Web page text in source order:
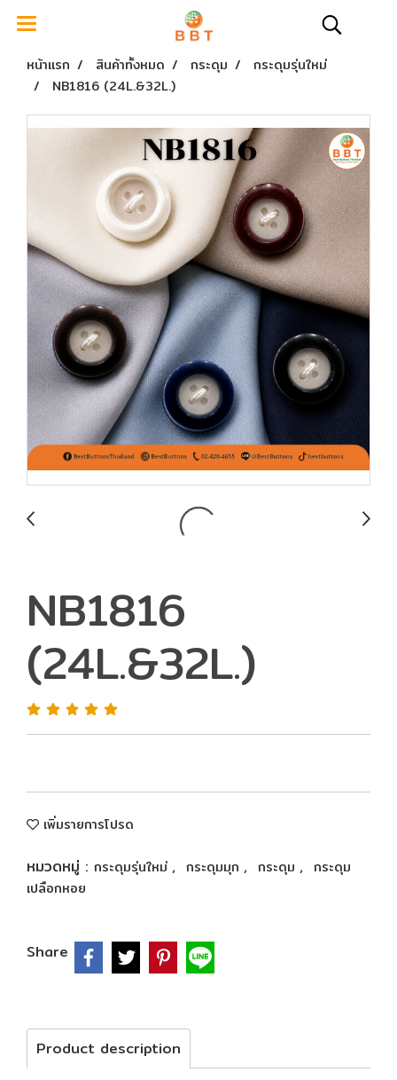
หน้าแรก สินค้าทั้งหมด กระดุม
กระดุมรุ่นใหม่
NB1816 (24L.&32L.)
NB1816
(24L.&32L.)
เพิ่มรายการโปรด
หมวดหมู่ : กระดุมรุ่นใหม่ , กระดุมมุก , กระดุม , กระดุม
เปลือกหอย
Share
Product description